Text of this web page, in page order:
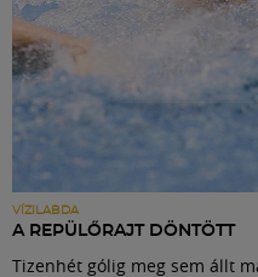
VÍZILABDA
A REPÜLŐRAJT DÖNTÖTT
Tizenhét gólig meg sem állt